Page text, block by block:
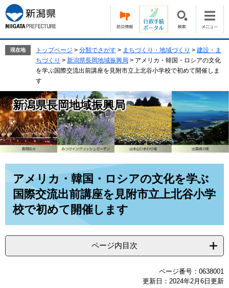
ー
ジ
の
ニ
ュ
ー
て
本
文
へ
現在地 トップページ > 分類でさがす > まちづくり・地域づくり > 建設・ま
ちづくり > 新潟県長岡地域振興局 > アメリカ・韓国・ロシアの文化
を学ぶ国際交流出前講座を見附市立上北谷小学校で初めて開催しま
す
新潟県長岡地域振興局
アメリカ・韓国・ロシアの文化を学ぶ
国際交流出前講座を見附市立上北谷小学
校で初めて開催します
ページ内目次
ページ番号：0638001
更新日：2024年2月6日更新